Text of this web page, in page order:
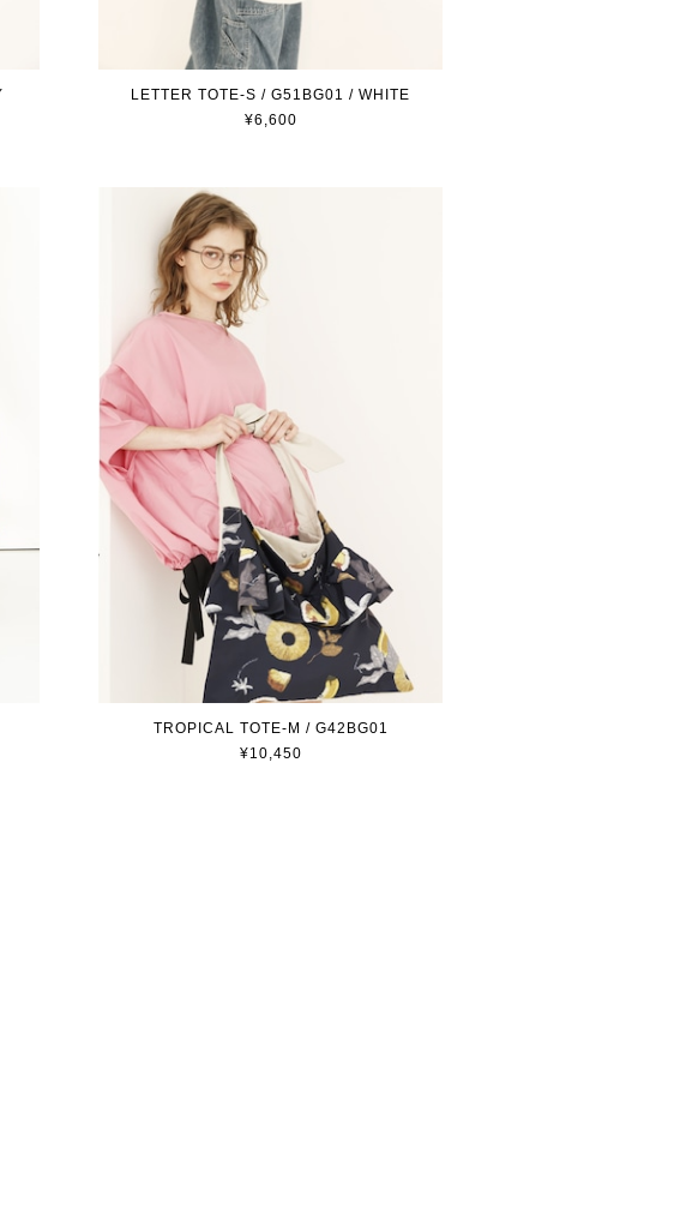
LETTER TOTE-S / G51BG01 / WHITE
¥6,600
TROPICAL TOTE-M / G42BG01
¥10,450